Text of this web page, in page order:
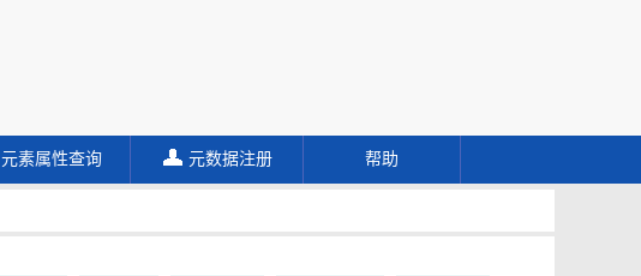
元素属性查询 元数据注册 帮助